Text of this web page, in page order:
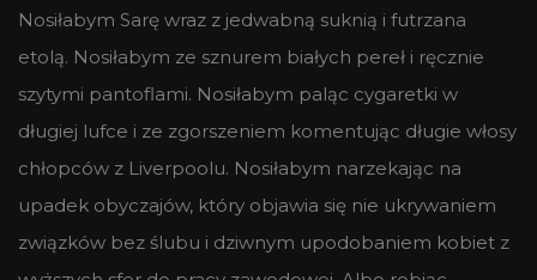
Nosiłabym Sarę wraz z jedwabną suknią i futrzana
etolą. Nosiłabym ze sznurem białych pereł i ręcznie
szytymi pantoflami. Nosiłabym paląc cygaretki w
długiej lufce i ze zgorszeniem komentując długie włosy
chłopców z Liverpoolu. Nosiłabym narzekając na
upadek obyczajów, który objawia się nie ukrywaniem
związków bez ślubu i dziwnym upodobaniem kobiet z